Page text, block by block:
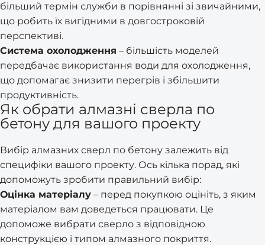
більший термін служби в порівнянні зі звичайними,
що робить їх вигідними в довгостроковій
перспективі.
Система охолодження – більшість моделей
передбачає використання води для охолодження,
що допомагає знизити перегрів і збільшити
продуктивність.
Як обрати алмазні сверла по
бетону для вашого проекту
Вибір алмазних сверл по бетону залежить від
специфіки вашого проекту. Ось кілька порад, які
допоможуть зробити правильний вибір:
Оцінка матеріалу – перед покупкою оцініть, з яким
матеріалом вам доведеться працювати. Це
допоможе вибрати сверло з відповідною
конструкцією і типом алмазного покриття.